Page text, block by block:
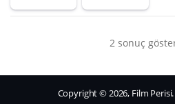
2 sonuç
Copyright © 2026, Film